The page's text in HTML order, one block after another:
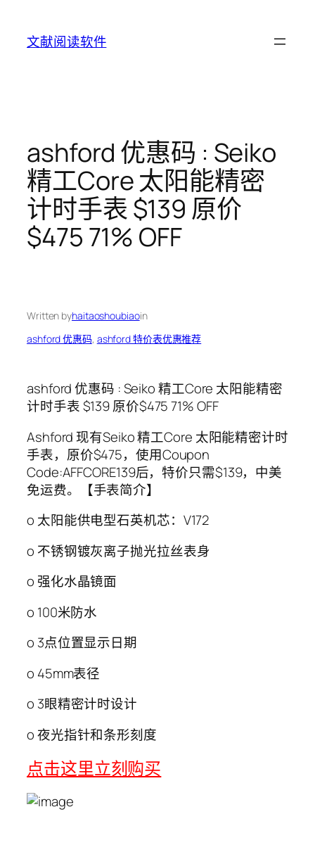
content
文献阅读软件
ashford 优惠码 : Seiko
精工Core 太阳能精密
计时手表 $139 原价
$475 71% OFF
Written byhaitaoshoubiaoin
ashford 优惠码, ashford 特价表优惠推荐
ashford 优惠码 : Seiko 精工Core 太阳能精密
计时手表 $139 原价$475 71% OFF
Ashford 现有Seiko 精工Core 太阳能精密计时
手表，原价$475，使用Coupon
Code:AFFCORE139后，特价只需$139，中美
免运费。【手表简介】
o 太阳能供电型石英机芯：V172
o 不锈钢镀灰离子抛光拉丝表身
o 强化水晶镜面
o 100米防水
o 3点位置显示日期
o 45mm表径
o 3眼精密计时设计
o 夜光指针和条形刻度
点击这里立刻购买